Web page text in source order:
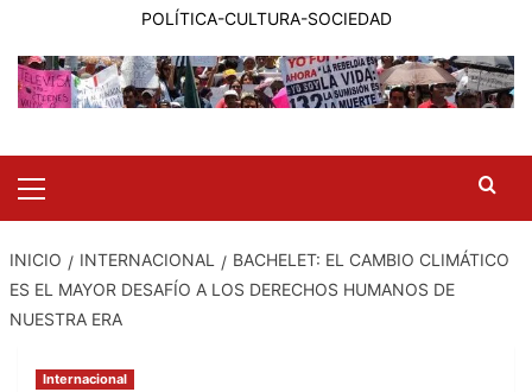
POLÍTICA-CULTURA-SOCIEDAD
Menu
INICIO INTERNACIONAL
BACHELET: EL CAMBIO CLIMÁTICO
ES EL MAYOR DESAFÍO A LOS DERECHOS HUMANOS DE
NUESTRA ERA
Internacional